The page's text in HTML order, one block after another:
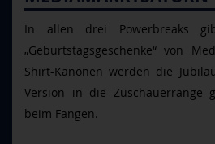
In allen drei Powerbreaks
„Geburtstagsgeschenke“ von
Shirt-Kanonen werden die
Version in die Zuschauerränge
beim Fangen.